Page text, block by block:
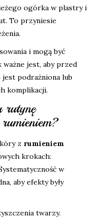
ogórka w plastry i
To przyniesie
i mogą być
ważne jest, aby przed
jest podrażniona lub
komplikacji.
rutynę
z rumieniem
krokach:
w
aby efekty były
twarzy.